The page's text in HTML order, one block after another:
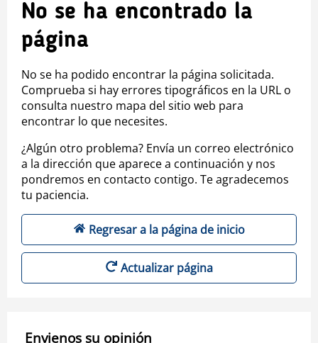
No se ha encontrado la
página
No se ha podido encontrar la página solicitada.
Comprueba si hay errores tipográficos en la URL o
consulta nuestro mapa del sitio web para
encontrar lo que necesites.
¿Algún otro problema? Envía un correo electrónico
a la dirección que aparece a continuación y nos
pondremos en contacto contigo. Te agradecemos
tu paciencia.
Regresar a la página de inicio
Actualizar página
Envienos su opinión